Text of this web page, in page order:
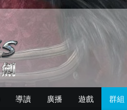
導讀 廣播 遊戲 群組